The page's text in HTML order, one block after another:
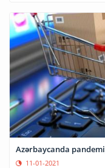
Azərbaycanda
11-01-2021